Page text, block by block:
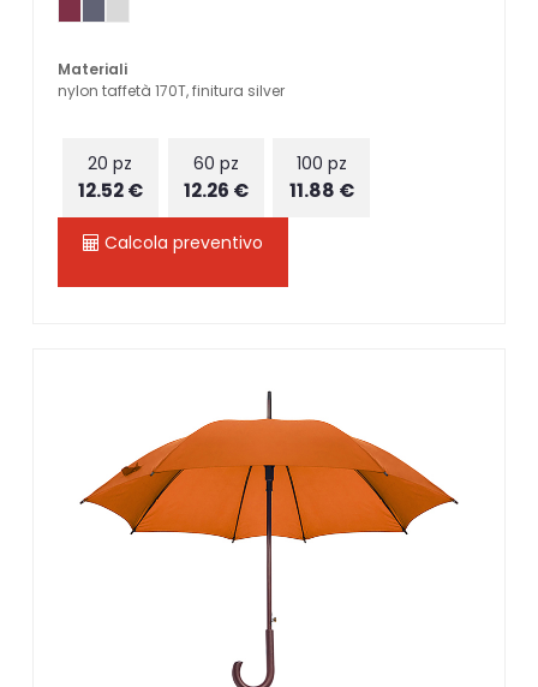
Materiali
nylon taffetà 170T, finitura silver
20 pz
12.52 €
60 pz
12.26 €
100 pz
11.88 €
Calcola preventivo